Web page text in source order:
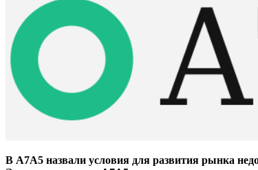
В А7А5 назвали условия для развития рынка